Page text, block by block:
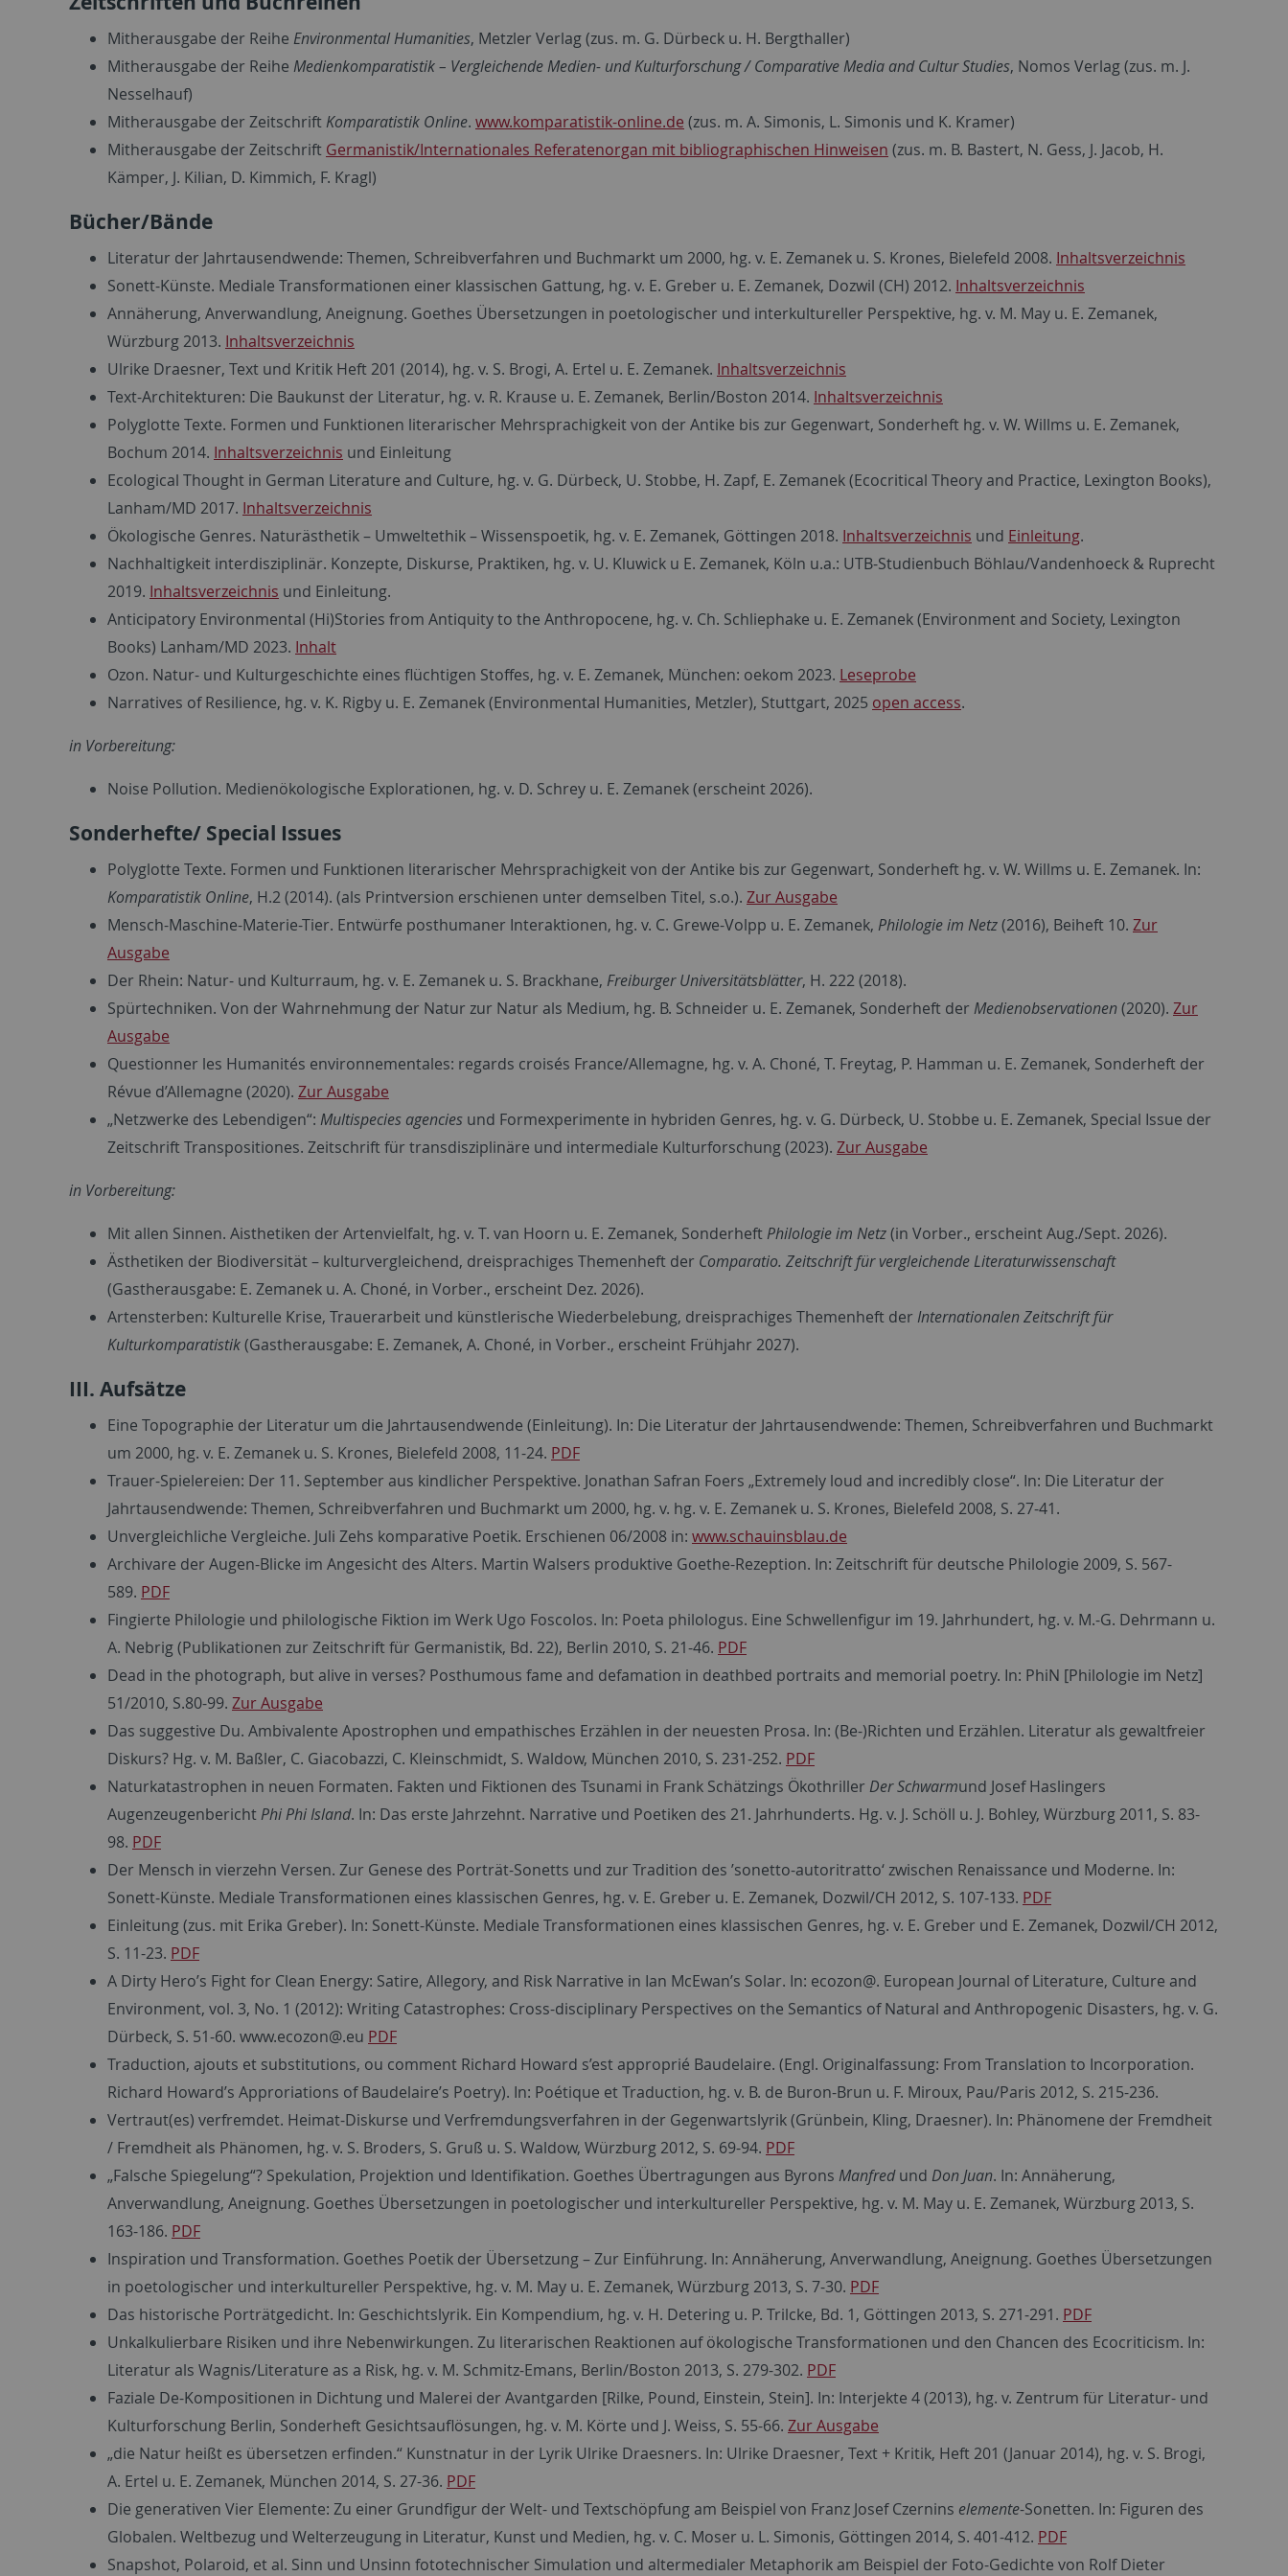
Mitherausgabe der Reihe Environmental Humanities, Metzler Verlag (zus. m. G. Dürbeck u. H. Bergthaller)
Mitherausgabe der Reihe Medienkomparatistik – Vergleichende Medien- und Kulturforschung / Comparative Media and Cultur Studies, Nomos Verlag (zus. m. J.
Nesselhauf)
Mitherausgabe der Zeitschrift Komparatistik Online. www.komparatistik-online.de (zus. m. A. Simonis, L. Simonis und K. Kramer)
Mitherausgabe der Zeitschrift Germanistik/Internationales Referatenorgan mit bibliographischen Hinweisen (zus. m. B. Bastert, N. Gess, J. Jacob, H.
Kämper, J. Kilian, D. Kimmich, F. Kragl)
Bücher/Bände
Literatur der Jahrtausendwende: Themen, Schreibverfahren und Buchmarkt um 2000, hg. v. E. Zemanek u. S. Krones, Bielefeld 2008. Inhaltsverzeichnis
Sonett-Künste. Mediale Transformationen einer klassischen Gattung, hg. v. E. Greber u. E. Zemanek, Dozwil (CH) 2012. Inhaltsverzeichnis
Annäherung, Anverwandlung, Aneignung. Goethes Übersetzungen in poetologischer und interkultureller Perspektive, hg. v. M. May u. E. Zemanek,
Würzburg 2013. Inhaltsverzeichnis
Ulrike Draesner, Text und Kritik Heft 201 (2014), hg. v. S. Brogi, A. Ertel u. E. Zemanek. Inhaltsverzeichnis
Text-Architekturen: Die Baukunst der Literatur, hg. v. R. Krause u. E. Zemanek, Berlin/Boston 2014. Inhaltsverzeichnis
Polyglotte Texte. Formen und Funktionen literarischer Mehrsprachigkeit von der Antike bis zur Gegenwart, Sonderheft hg. v. W. Willms u. E. Zemanek,
Bochum 2014. Inhaltsverzeichnis und Einleitung
Ecological Thought in German Literature and Culture, hg. v. G. Dürbeck, U. Stobbe, H. Zapf, E. Zemanek (Ecocritical Theory and Practice, Lexington Books),
Lanham/MD 2017. Inhaltsverzeichnis
Ökologische Genres. Naturästhetik – Umweltethik – Wissenspoetik, hg. v. E. Zemanek, Göttingen 2018. Inhaltsverzeichnis und Einleitung.
Nachhaltigkeit interdisziplinär. Konzepte, Diskurse, Praktiken, hg. v. U. Kluwick u E. Zemanek, Köln u.a.: UTB-Studienbuch Böhlau/Vandenhoeck & Ruprecht
2019. Inhaltsverzeichnis und Einleitung.
Anticipatory Environmental (Hi)Stories from Antiquity to the Anthropocene, hg. v. Ch. Schliephake u. E. Zemanek (Environment and Society, Lexington
Books) Lanham/MD 2023. Inhalt
Ozon. Natur- und Kulturgeschichte eines flüchtigen Stoffes, hg. v. E. Zemanek, München: oekom 2023. Leseprobe
Narratives of Resilience, hg. v. K. Rigby u. E. Zemanek (Environmental Humanities, Metzler), Stuttgart, 2025 open access.
in Vorbereitung:
Noise Pollution. Medienökologische Explorationen, hg. v. D. Schrey u. E. Zemanek (erscheint 2026).
Sonderhefte/ Special Issues
Polyglotte Texte. Formen und Funktionen literarischer Mehrsprachigkeit von der Antike bis zur Gegenwart, Sonderheft hg. v. W. Willms u. E. Zemanek. In:
Komparatistik Online, H.2 (2014). (als Printversion erschienen unter demselben Titel, s.o.). Zur Ausgabe
Mensch-Maschine-Materie-Tier. Entwürfe posthumaner Interaktionen, hg. v. C. Grewe-Volpp u. E. Zemanek, Philologie im Netz(2016), Beiheft 10. Zur
Ausgabe
Der Rhein: Natur- und Kulturraum, hg. v. E. Zemanek u. S. Brackhane, Freiburger Universitätsblätter, H. 222 (2018).
Spürtechniken. Von der Wahrnehmung der Natur zur Natur als Medium, hg. B. Schneider u. E. Zemanek, Sonderheft der Medienobservationen(2020). Zur
Ausgabe
Questionner les Humanités environnementales: regards croisés France/Allemagne, hg. v. A. Choné, T. Freytag, P. Hamman u. E. Zemanek, Sonderheft der
Révue d’Allemagne (2020). Zur Ausgabe
„Netzwerke des Lebendigen“: Multispecies agencies und Formexperimente in hybriden Genres, hg. v. G. Dürbeck, U. Stobbe u. E. Zemanek, Special Issue der
Zeitschrift Transpositiones. Zeitschrift für transdisziplinäre und intermediale Kulturforschung (2023). Zur Ausgabe
in Vorbereitung:
Mit allen Sinnen. Aisthetiken der Artenvielfalt, hg. v. T. van Hoorn u. E. Zemanek, Sonderheft Philologie im Netz(in Vorber., erscheint Aug./Sept. 2026).
Ästhetiken der Biodiversität – kulturvergleichend, dreisprachiges Themenheft der Comparatio. Zeitschrift für vergleichende Literaturwissenschaft
(Gastherausgabe: E. Zemanek u. A. Choné, in Vorber., erscheint Dez. 2026).
Artensterben: Kulturelle Krise, Trauerarbeit und künstlerische Wiederbelebung, dreisprachiges Themenheft der Internationalen Zeitschrift für
Kulturkomparatistik(Gastherausgabe: E. Zemanek, A. Choné, in Vorber., erscheint Frühjahr 2027).
III. Aufsätze
Eine Topographie der Literatur um die Jahrtausendwende (Einleitung). In: Die Literatur der Jahrtausendwende: Themen, Schreibverfahren und Buchmarkt
um 2000, hg. v. E. Zemanek u. S. Krones, Bielefeld 2008, 11-24. PDF
Trauer-Spielereien: Der 11. September aus kindlicher Perspektive. Jonathan Safran Foers „Extremely loud and incredibly close“. In: Die Literatur der
Jahrtausendwende: Themen, Schreibverfahren und Buchmarkt um 2000, hg. v. hg. v. E. Zemanek u. S. Krones, Bielefeld 2008, S. 27-41.
Unvergleichliche Vergleiche. Juli Zehs komparative Poetik. Erschienen 06/2008 in: www.schauinsblau.de
Archivare der Augen-Blicke im Angesicht des Alters. Martin Walsers produktive Goethe-Rezeption. In: Zeitschrift für deutsche Philologie 2009, S. 567-
589. PDF
Fingierte Philologie und philologische Fiktion im Werk Ugo Foscolos. In: Poeta philologus. Eine Schwellenfigur im 19. Jahrhundert, hg. v. M.-G. Dehrmann u.
A. Nebrig (Publikationen zur Zeitschrift für Germanistik, Bd. 22), Berlin 2010, S. 21-46. PDF
Dead in the photograph, but alive in verses? Posthumous fame and defamation in deathbed portraits and memorial poetry. In: PhiN [Philologie im Netz]
51/2010, S.80-99. Zur Ausgabe
Das suggestive Du. Ambivalente Apostrophen und empathisches Erzählen in der neuesten Prosa. In: (Be-)Richten und Erzählen. Literatur als gewaltfreier
Diskurs? Hg. v. M. Baßler, C. Giacobazzi, C. Kleinschmidt, S. Waldow, München 2010, S. 231-252. PDF
Naturkatastrophen in neuen Formaten. Fakten und Fiktionen des Tsunami in Frank Schätzings Ökothriller Der Schwarmund Josef Haslingers
Augenzeugenbericht Phi Phi Island. In: Das erste Jahrzehnt. Narrative und Poetiken des 21. Jahrhunderts. Hg. v. J. Schöll u. J. Bohley, Würzburg 2011, S. 83-
98. PDF
Der Mensch in vierzehn Versen. Zur Genese des Porträt-Sonetts und zur Tradition des ’sonetto-autoritratto‘ zwischen Renaissance und Moderne. In:
Sonett-Künste. Mediale Transformationen eines klassischen Genres, hg. v. E. Greber u. E. Zemanek, Dozwil/CH 2012, S. 107-133. PDF
Einleitung (zus. mit Erika Greber). In: Sonett-Künste. Mediale Transformationen eines klassischen Genres, hg. v. E. Greber und E. Zemanek, Dozwil/CH 2012,
S. 11-23. PDF
A Dirty Hero’s Fight for Clean Energy: Satire, Allegory, and Risk Narrative in Ian McEwan’s Solar. In: ecozon@. European Journal of Literature, Culture and
Environment, vol. 3, No. 1 (2012): Writing Catastrophes: Cross-disciplinary Perspectives on the Semantics of Natural and Anthropogenic Disasters, hg. v. G.
Dürbeck, S. 51-60. www.ecozon@.eu PDF
Traduction, ajouts et substitutions, ou comment Richard Howard s’est approprié Baudelaire. (Engl. Originalfassung: From Translation to Incorporation.
Richard Howard’s Approriations of Baudelaire’s Poetry). In: Poétique et Traduction, hg. v. B. de Buron-Brun u. F. Miroux, Pau/Paris 2012, S. 215-236.
Vertraut(es) verfremdet. Heimat-Diskurse und Verfremdungsverfahren in der Gegenwartslyrik (Grünbein, Kling, Draesner). In: Phänomene der Fremdheit
/ Fremdheit als Phänomen, hg. v. S. Broders, S. Gruß u. S. Waldow, Würzburg 2012, S. 69-94. PDF
„Falsche Spiegelung“? Spekulation, Projektion und Identifikation. Goethes Übertragungen aus Byrons Manfredund Don Juan. In: Annäherung,
Anverwandlung, Aneignung. Goethes Übersetzungen in poetologischer und interkultureller Perspektive, hg. v. M. May u. E. Zemanek, Würzburg 2013, S.
163-186. PDF
Inspiration und Transformation. Goethes Poetik der Übersetzung – Zur Einführung. In: Annäherung, Anverwandlung, Aneignung. Goethes Übersetzungen
in poetologischer und interkultureller Perspektive, hg. v. M. May u. E. Zemanek, Würzburg 2013, S. 7-30. PDF
Das historische Porträtgedicht. In: Geschichtslyrik. Ein Kompendium, hg. v. H. Detering u. P. Trilcke, Bd. 1, Göttingen 2013, S. 271-291. PDF
Unkalkulierbare Risiken und ihre Nebenwirkungen. Zu literarischen Reaktionen auf ökologische Transformationen und den Chancen des Ecocriticism. In:
Literatur als Wagnis/Literature as a Risk, hg. v. M. Schmitz-Emans, Berlin/Boston 2013, S. 279-302. PDF
Faziale De-Kompositionen in Dichtung und Malerei der Avantgarden [Rilke, Pound, Einstein, Stein]. In: Interjekte 4 (2013), hg. v. Zentrum für Literatur- und
Kulturforschung Berlin, Sonderheft Gesichtsauflösungen, hg. v. M. Körte und J. Weiss, S. 55-66. Zur Ausgabe
„die Natur heißt es übersetzen erfinden.“ Kunstnatur in der Lyrik Ulrike Draesners. In: Ulrike Draesner, Text + Kritik, Heft 201 (Januar 2014), hg. v. S. Brogi,
A. Ertel u. E. Zemanek, München 2014, S. 27-36. PDF
Die generativen Vier Elemente: Zu einer Grundfigur der Welt- und Textschöpfung am Beispiel von Franz Josef Czernins elemente-Sonetten. In: Figuren des
Globalen. Weltbezug und Welterzeugung in Literatur, Kunst und Medien, hg. v. C. Moser u. L. Simonis, Göttingen 2014, S. 401-412. PDF
Snapshot, Polaroid, et al. Sinn und Unsinn fototechnischer Simulation und altermedialer Metaphorik am Beispiel der Foto-Gedichte von Rolf Dieter